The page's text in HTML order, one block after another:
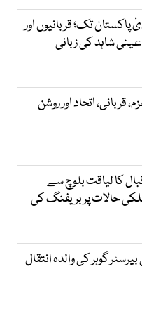
پاکستان تک؛ قربانیوں اور
شاہد کی زبانی
قربانی، اتحاد اور روشن
کا لیاقت بلوچ سے
حالات پر بریفنگ کی
گوہر کی والدہ انتقال